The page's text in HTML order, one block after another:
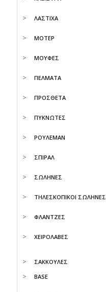
ΛΑΣΤΙΧΑ
ΜΟΤΕΡ
ΜΟΥΦΕΣ
ΠΕΛΜΑΤΑ
ΠΡΟΣΘΕΤΑ
ΠΥΚΝΩΤΕΣ
ΡΟΥΛΕΜΑΝ
ΣΠΙΡΑΛ
ΣΩΛΗΝΕΣ
ΤΗΛΕΣΚΟΠΙΚΟΙ ΣΩΛΗΝΕΣ
ΦΛΑΝΤΖΕΣ
ΧΕΙΡΟΛΑΒΕΣ
ΣΑΚΚΟΥΛΕΣ
BASE